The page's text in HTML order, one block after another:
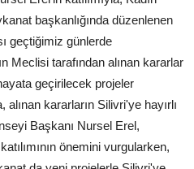
başkanlığında düzenlenen
geçtiğimiz günlerde
Meclisi tarafından alınan kararlar
geçirilecek projeler
alınan kararların Silivri'ye hayırlı
Başkanı Nursel Erel,
önemini vurgularken,